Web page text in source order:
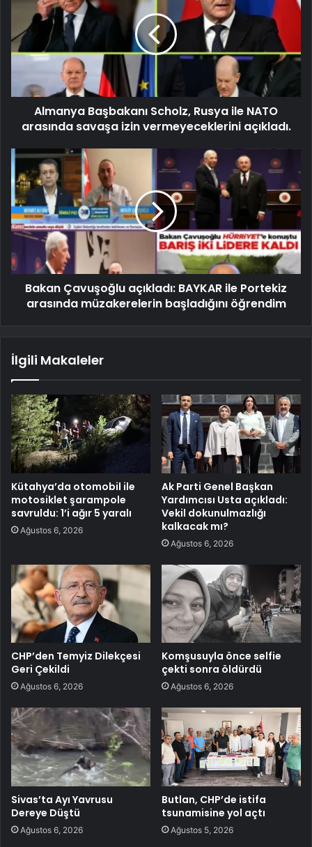
Almanya Başbakanı Scholz, Rusya ile NATO
arasında savaşa izin vermeyeceklerini açıkladı.
Bakan Çavuşoğlu açıkladı: BAYKAR ile Portekiz
arasında müzakerelerin başladığını öğrendim
İlgili Makaleler
Kütahya’da otomobil ile
motosiklet şarampole
savruldu: 1’i ağır 5 yaralı
Ağustos 6, 2026
Ak Parti Genel Başkan
Yardımcısı Usta açıkladı:
Vekil dokunulmazlığı
kalkacak mı?
Ağustos 6, 2026
CHP’den Temyiz Dilekçesi
Geri Çekildi
Ağustos 6, 2026
Komşusuyla önce selfie
çekti sonra öldürdü
Ağustos 6, 2026
Sivas’ta Ayı Yavrusu
Dereye Düştü
Ağustos 6, 2026
Butlan, CHP’de istifa
tsunamisine yol açtı
Ağustos 5, 2026